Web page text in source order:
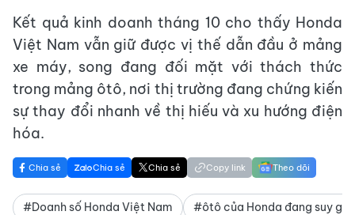
Kết quả kinh doanh tháng 10 cho thấy Honda
Việt Nam vẫn giữ được vị thế dẫn đầu ở mảng
xe máy, song đang đối mặt với thách thức
trong mảng ôtô, nơi thị trường đang chứng kiến
sự thay đổi nhanh về thị hiếu và xu hướng điện
hóa.
Chia sẻ Chia sẻ Chia sẻ Copy link Theo dõi
#Doanh số Honda Việt Nam #ôtô của Honda đang suy